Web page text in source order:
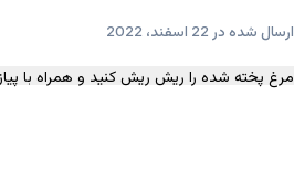
ارسال شده در 22 اسفند، 2022
مرغ پخته شده را ریش ریش کنید و همراه با